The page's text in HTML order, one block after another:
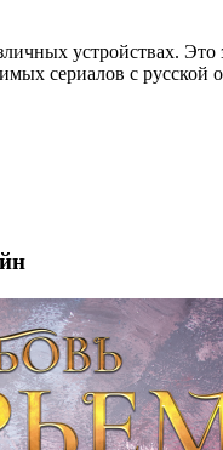
устройствах. Это
сериалов с русской